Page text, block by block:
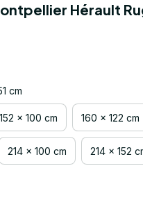
Hérault
cm
152 x 100 cm 160 x 122 cm
214 x 100 cm 214 x 152